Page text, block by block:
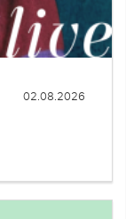
02.08.2026